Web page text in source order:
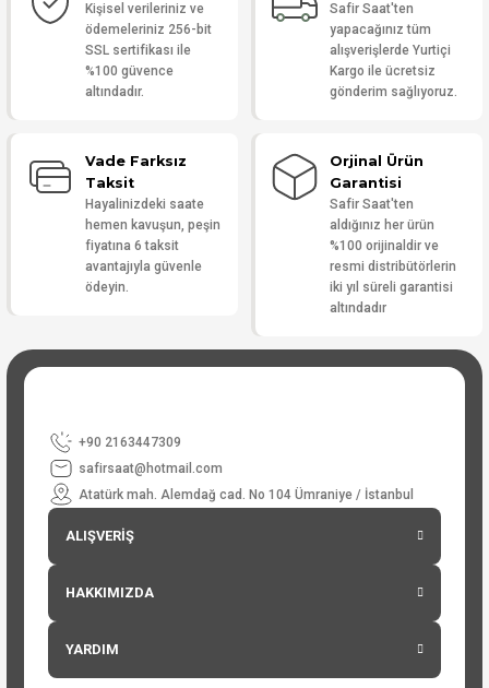
Kişisel verileriniz ve
ödemeleriniz 256-bit
SSL sertifikası ile
%100 güvence
altındadır.
Safir Saat'ten
yapacağınız tüm
alışverişlerde Yurtiçi
Kargo ile ücretsiz
gönderim sağlıyoruz.
Vade Farksız
Taksit
Hayalinizdeki saate
hemen kavuşun, peşin
fiyatına 6 taksit
avantajıyla güvenle
ödeyin.
Orjinal Ürün
Garantisi
Safir Saat'ten
aldığınız her ürün
%100 orijinaldir ve
resmi distribütörlerin
iki yıl süreli garantisi
altındadır
+90 2163447309
safirsaat@hotmail.com
Atatürk mah. Alemdağ cad. No 104 Ümraniye / İstanbul
ALIŞVERİŞ
HAKKIMIZDA
YARDIM